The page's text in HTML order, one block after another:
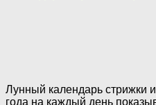
Лунный календарь стрижки
года на каждый день